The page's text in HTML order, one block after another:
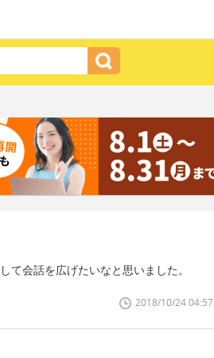
会話を広げたいなと思いました。
2018/10/24 04:57